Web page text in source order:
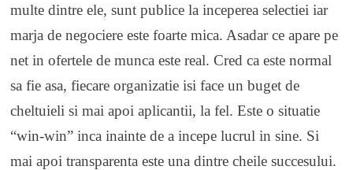
multe dintre ele, sunt publice la inceperea selectiei iar
marja de negociere este foarte mica. Asadar ce apare pe
net in ofertele de munca este real. Cred ca este normal
sa fie asa, fiecare organizatie isi face un buget de
cheltuieli si mai apoi aplicantii, la fel. Este o situatie
“win-win” inca inainte de a incepe lucrul in sine. Si
mai apoi transparenta este una dintre cheile succesului.